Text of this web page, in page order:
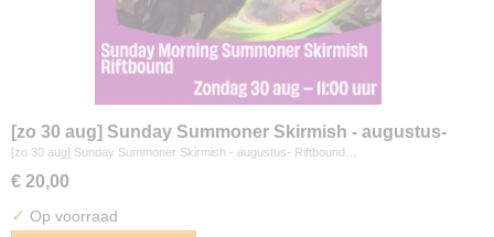
[zo 30 aug] Sunday Summoner Skirmish - augustus-
Riftbound
[zo 30 aug] Sunday Summoner Skirmish - augustus- Riftbound…
€ 20,00
✓ Op voorraad